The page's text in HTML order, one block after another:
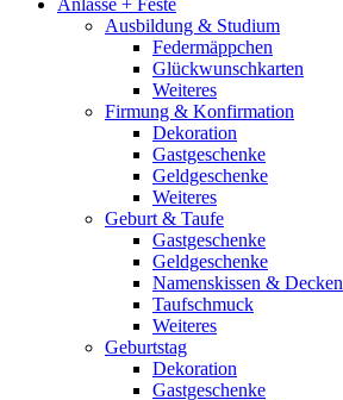
Anlässe + Feste
Ausbildung & Studium
Federmäppchen
Glückwunschkarten
Weiteres
Firmung & Konfirmation
Dekoration
Gastgeschenke
Geldgeschenke
Weiteres
Geburt & Taufe
Gastgeschenke
Geldgeschenke
Namenskissen & Decken
Taufschmuck
Weiteres
Geburtstag
Dekoration
Gastgeschenke